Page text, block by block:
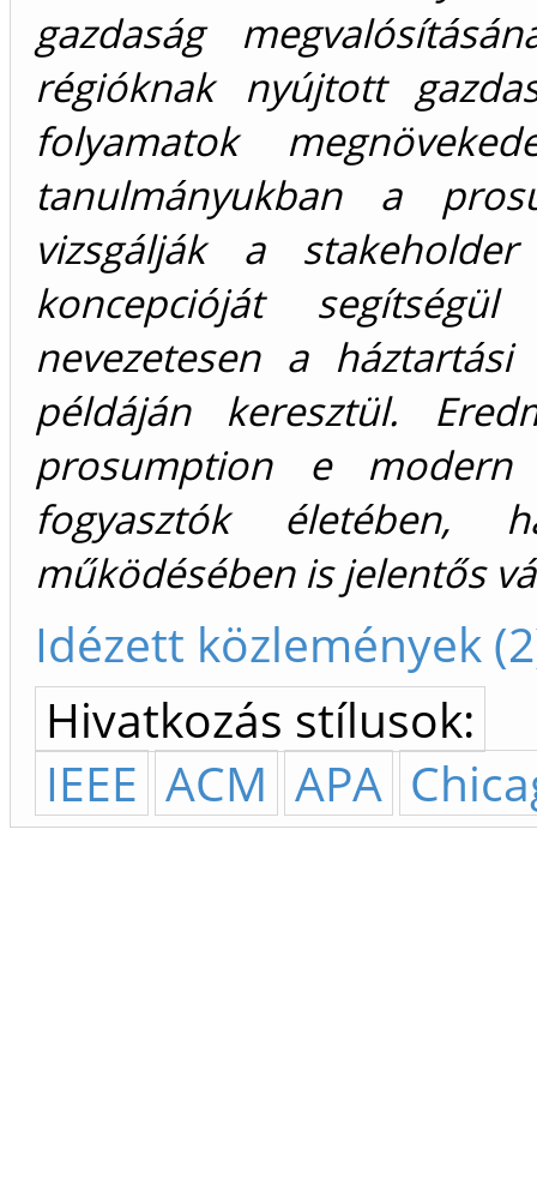
gazdaság
régióknak nyújtott
folyamatok
tanulmányukban a
vizsgálják a
koncepcióját
nevezetesen a
példáján keresztül.
prosumption e
fogyasztók életében,
működésében is jelentős
Idézett közlemények
Hivatkozás stílusok:
IEEE ACM APA